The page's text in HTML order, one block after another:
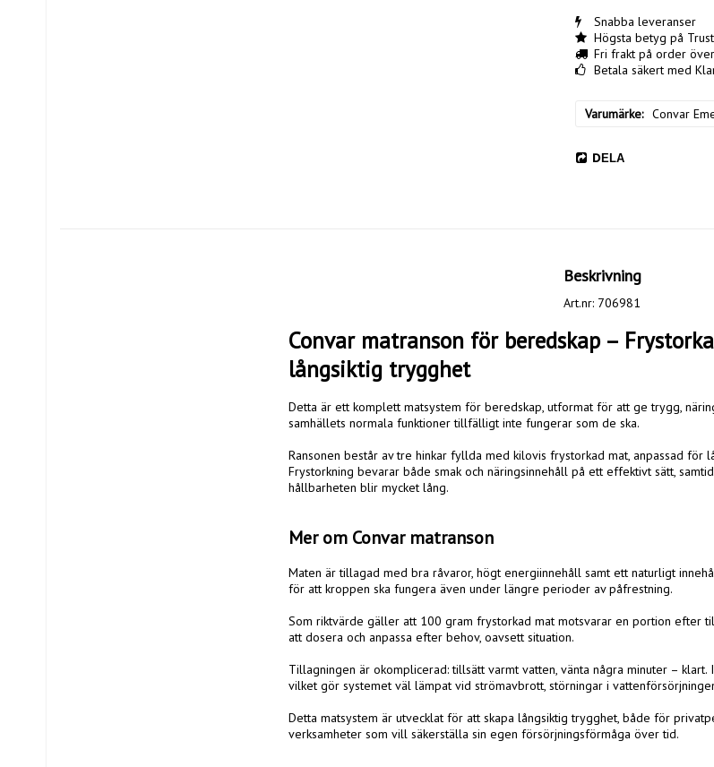
Snabba leveranser
Högsta betyg på
Fri frakt på order
Betala säkert med
Varumärke Convar
DELA
Beskrivning
Art.nr: 706981
Convar matranson för beredskap –
långsiktig trygghet
Detta är ett komplett matsystem för beredskap, utformat för att ge trygg,
samhällets normala funktioner tillfälligt inte fungerar som de ska.
Ransonen består av tre hinkar fyllda med kilovis frystorkad mat, anpassad för
Frystorkning bevarar både smak och näringsinnehåll på ett effektivt sätt,
hållbarheten blir mycket lång.
Mer om Convar matranson
Maten är tillagad med bra råvaror, högt energiinnehåll samt ett naturligt
för att kroppen ska fungera även under längre perioder av påfrestning.
Som riktvärde gäller att 100 gram frystorkad mat motsvarar en portion efter
att dosera och anpassa efter behov, oavsett situation.
Tillagningen är okomplicerad: tillsätt varmt vatten, vänta några minuter – klart.
vilket gör systemet väl lämpat vid strömavbrott, störningar i
Detta matsystem är utvecklat för att skapa långsiktig trygghet, både för
verksamheter som vill säkerställa sin egen försörjningsförmåga över tid.